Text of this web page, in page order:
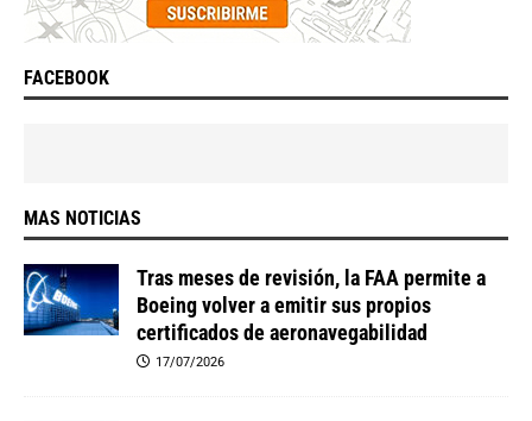
FACEBOOK
MAS NOTICIAS
Tras meses de revisión, la FAA permite a
Boeing volver a emitir sus propios
certificados de aeronavegabilidad
17/07/2026